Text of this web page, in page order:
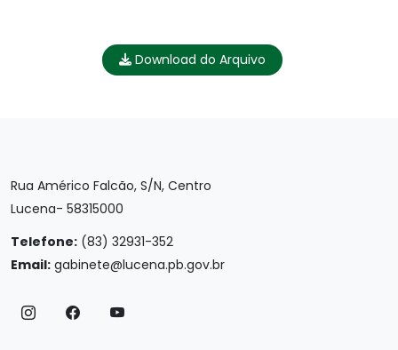
Download do Arquivo
Rua Américo Falcão, S/N, Centro
Lucena- 58315000
Telefone: (83) 32931-352
Email: gabinete@lucena.pb.gov.br